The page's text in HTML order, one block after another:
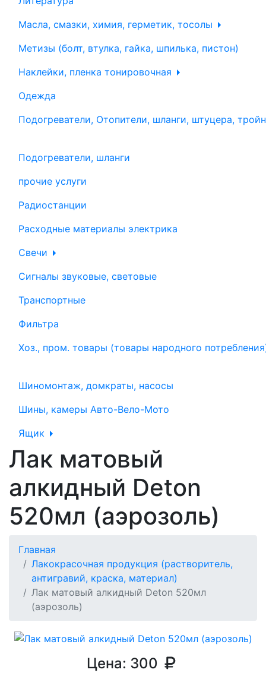
Масла, смазки, химия, герметик, тосолы
Метизы (болт, втулка, гайка, шпилька, пистон)
Наклейки, пленка тонировочная
Одежда
Подогреватели, Отопители, шланги, штуцера,
Подогреватели, шланги
прочие услуги
Радиостанции
Расходные материалы электрика
Свечи
Сигналы звуковые, световые
Транспортные
Фильтра
Хоз., пром. товары (товары народного
Шиномонтаж, домкраты, насосы
Шины, камеры Авто-Вело-Мото
Ящик
Лак матовый
алкидный Deton
520мл (аэрозоль)
Главная
Лакокрасочная продукция (растворитель,
антигравий, краска, материал)
Лак матовый алкидный Deton 520мл
(аэрозоль)
Цена: 300